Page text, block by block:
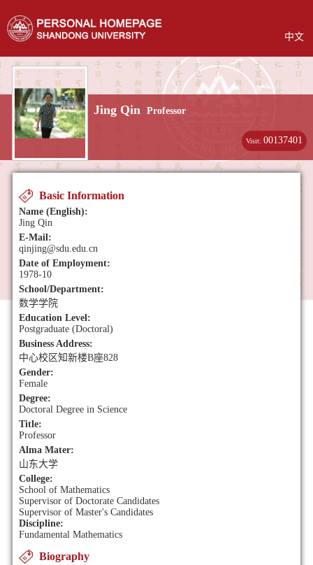
中文
Jing Qin Professor
Visit:00137401
Basic Information
Name (English):
Jing Qin
E-Mail:
qinjing@sdu.edu.cn
Date of Employment:
1978-10
School/Department:
数学学院
Education Level:
Postgraduate (Doctoral)
Business Address:
中心校区知新楼B座828
Gender:
Female
Degree:
Doctoral Degree in Science
Title:
Professor
Alma Mater:
山东大学
College:
School of Mathematics
Supervisor of Doctorate Candidates
Supervisor of Master's Candidates
Discipline:
Fundamental Mathematics
Biography